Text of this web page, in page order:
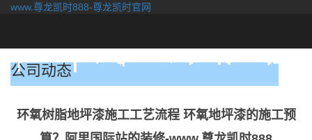
www.尊龙凯时888-尊龙凯时官网
公司动态
环氧树脂地坪漆施工工艺流程 环氧地坪漆的施工预